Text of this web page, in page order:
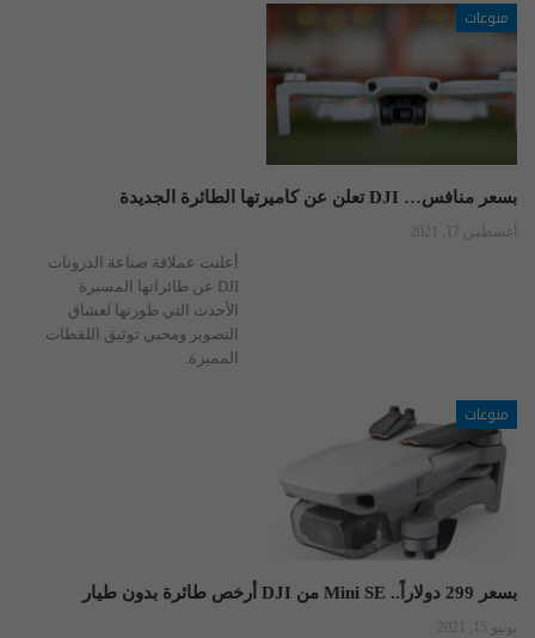
منوعات
بسعر منافس… DJI تعلن عن كاميرتها الطائرة الجديدة
أغسطس 17, 2021
أعلنت عملاقة صناعة الدرونات
DJI عن طائراتها المسيرة
الأحدث التي طورتها لعشاق
التصوير ومحبي توثيق اللقطات
المميزة.
منوعات
بسعر 299 دولاراً.. Mini SE من DJI أرخص طائرة بدون طيار
يونيو 15, 2021